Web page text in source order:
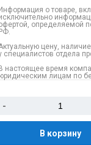
Информация о товаре,
определяемой
РФ.
цену,
специалистов отдела
В настоящее время
лицам по
-
В корзину